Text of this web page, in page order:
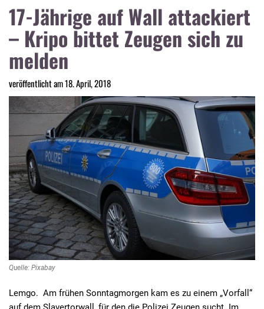
17-Jährige auf Wall attackiert
– Kripo bittet Zeugen sich zu
melden
veröffentlicht am 18. April, 2018
Quelle: Pixabay
Lemgo. Am frühen Sonntagmorgen kam es zu einem „Vorfall“